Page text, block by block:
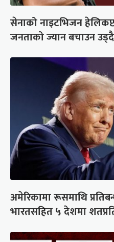
सेनाको नाइटभिजन
जनताको ज्यान बचाउन
अमेरिकामा रूसमाथि
भारतसहित ५ देशमा